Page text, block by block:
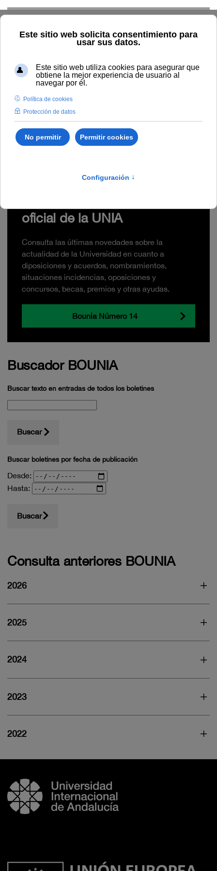
Inicio Estudiar Oferta académica Normativa
Propia
Código ético
BOUNIA - Boletín oficial
de la UNIA
oficial de la UNIA
Consulta las últimas novedades sobre la
actualidad de la Universidad en cuanto a
diposiciones y acuerdos, nombramientos,
situaciones incidencias, oposiciones y
concursos, becas, premios y otras ayudas.
Bounia Número 14
Buscador BOUNIA
Buscar texto en entradas de todos los boletines
Buscar
Buscar boletines por fecha de publicación
Desde:
Hasta:
Buscar
Consulta anteriores BOUNIA
2026
2025
2024
2023
2022